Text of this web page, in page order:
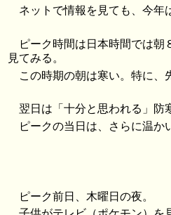
ネットで情報を見ても、今年
ピーク時間は日本時間では
見てみる。
この時期の朝は寒い。特に、
翌日は「十分と思われる」防
ピークの当日は、さらに温か
ピーク前日、木曜日の夜。